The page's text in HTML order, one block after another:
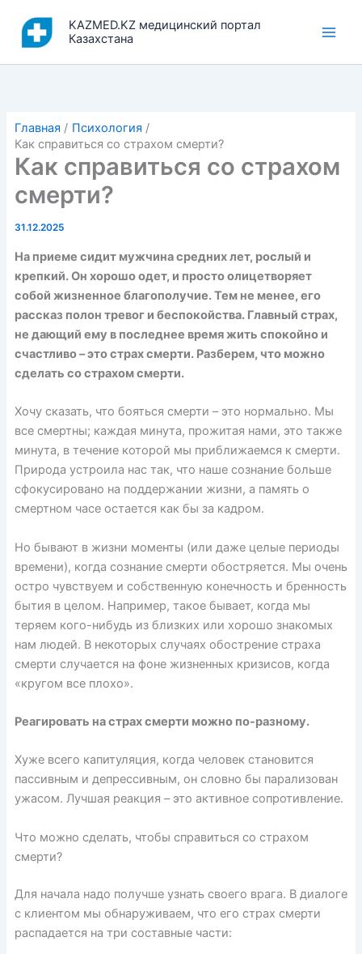
содержимому
KAZMED.KZ медицинский портал
Казахстана
Главная
Психология
Как справиться со страхом смерти?
Как справиться со страхом
смерти?
31.12.2025
На приеме сидит мужчина средних лет, рослый и
крепкий. Он хорошо одет, и просто олицетворяет
собой жизненное благополучие. Тем не менее, его
рассказ полон тревог и беспокойства. Главный страх,
не дающий ему в последнее время жить спокойно и
счастливо – это страх смерти. Разберем, что можно
сделать со страхом смерти.
Хочу сказать, что бояться смерти – это нормально. Мы
все смертны; каждая минута, прожитая нами, это также
минута, в течение которой мы приближаемся к смерти.
Природа устроила нас так, что наше сознание больше
сфокусировано на поддержании жизни, а память о
смертном часе остается как бы за кадром.
Но бывают в жизни моменты (или даже целые периоды
времени), когда сознание смерти обостряется. Мы очень
остро чувствуем и собственную конечность и бренность
бытия в целом. Например, такое бывает, когда мы
теряем кого-нибудь из близких или хорошо знакомых
нам людей. В некоторых случаях обострение страха
смерти случается на фоне жизненных кризисов, когда
«кругом все плохо».
Реагировать на страх смерти можно по-разному.
Хуже всего капитуляция, когда человек становится
пассивным и депрессивным, он словно бы парализован
ужасом. Лучшая реакция – это активное сопротивление.
Что можно сделать, чтобы справиться со страхом
смерти?
Для начала надо получше узнать своего врага. В диалоге
с клиентом мы обнаруживаем, что его страх смерти
распадается на три составные части: